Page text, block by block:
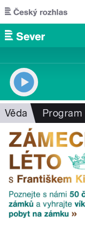
Přejít k hlavnímu obsahu
Věda Program